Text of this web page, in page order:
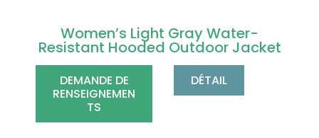
Women’s Light Gray Water-
Resistant Hooded Outdoor Jacket
DEMANDE DE
RENSEIGNEMEN
TS
DÉTAIL